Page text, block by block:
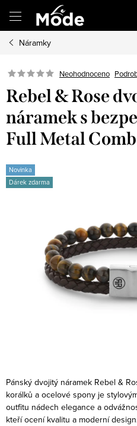
obsah
Náramky
Neohodnoceno
Rebel & Rose
náramek s
Full Metal
Novinka
Dárek zdarma
Pánský dvojitý náramek Rebel &
korálků a ocelové spony je
outfitu nádech elegance a
kteří ocení kvalitu a moderní